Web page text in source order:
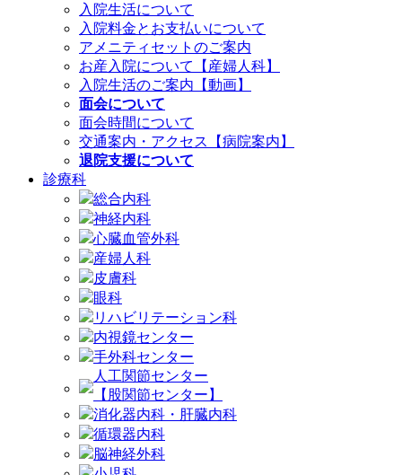
入院生活について
入院料金とお支払いについて
アメニティセットのご案内
お産入院について【産婦人科】
入院生活のご案内【動画】
面会について
面会時間について
交通案内・アクセス【病院案内】
退院支援について
診療科
総合内科
神経内科
心臓血管外科
産婦人科
皮膚科
眼科
リハビリテーション科
内視鏡センター
手外科センター
人工関節センター
【股関節センター】
消化器内科・肝臓内科
循環器内科
脳神経外科